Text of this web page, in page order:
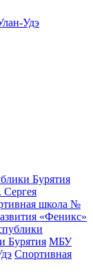
Удэ
Бурятия
школа №
«Феникс»
Бурятия МБУ
Спортивная